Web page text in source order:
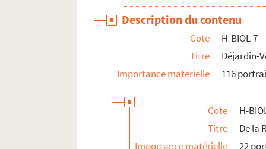
H-BIOL-19. Montgivet à Paris de
H-BIOL-20. Parrayon à Puvrez
H-BIOL-21. Quartelette à Salembier
H-BIOL-22. Sacqueleu à Sylvius
H-BIOL-23. Taviel à Vanderhaegen
H-BIOL-24. Van de Weghe à Zimmerman
Description du contenu
Cote
H-BIOL-7
Titre
Déjardin-
Importance matérielle
116
Cote
H-
Titre
De la
Importance matérielle
22